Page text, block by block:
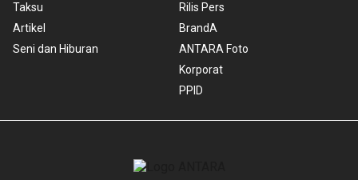
Taksu
Artikel
Seni dan Hiburan
Rilis Pers
BrandA
ANTARA Foto
Korporat
PPID